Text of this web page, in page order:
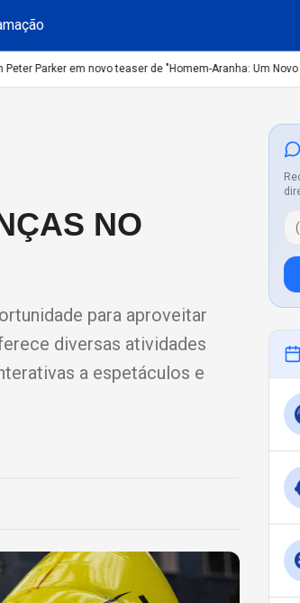
Parker em novo teaser de "Homem-Aranha: Um Novo
NO
para aproveitar
diversas atividades
a espetáculos e